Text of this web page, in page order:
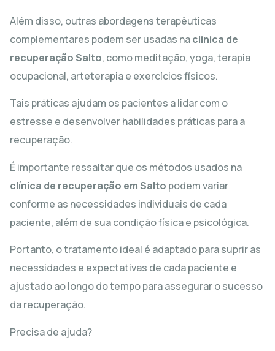
Além disso, outras abordagens terapêuticas
complementares podem ser usadas naclinica de
recuperação Salto, como meditação, yoga, terapia
ocupacional, arteterapia e exercícios físicos.
Tais práticas ajudam os pacientes a lidar com o
estresse e desenvolver habilidades práticas para a
recuperação.
É importante ressaltar que os métodos usados na
clínica de recuperação em Salto podem variar
conforme as necessidades individuais de cada
paciente, além de sua condição física e psicológica.
Portanto, o tratamento ideal é adaptado para suprir as
necessidades e expectativas de cada paciente e
ajustado ao longo do tempo para assegurar o sucesso
da recuperação.
Precisa de ajuda?